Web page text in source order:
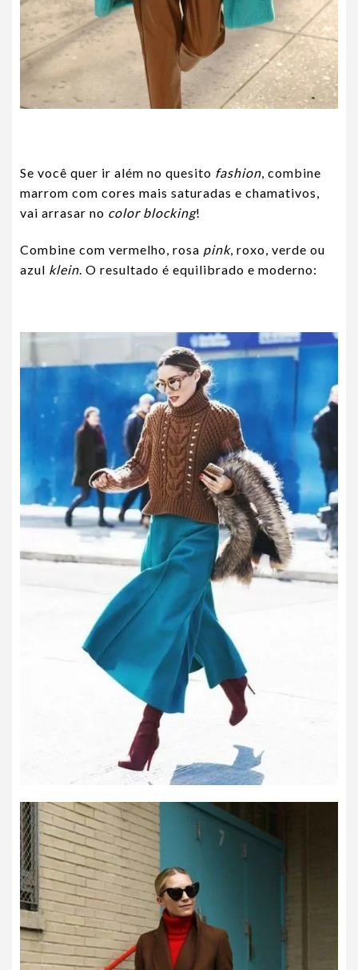
Se você quer ir além no quesito fashion, combine
marrom com cores mais saturadas e chamativos,
vai arrasar no color blocking!
Combine com vermelho, rosa pink, roxo, verde ou
azul klein . O resultado é equilibrado e moderno: